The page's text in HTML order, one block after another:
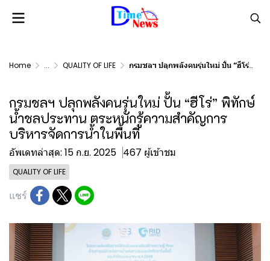
Home ... QUALITY OF LIFE กรมชลฯ ปลุกพลังคนรุ่นใหม่ ปั้น “ฮีโร่” พิทักษ์น้ำชลประทาน ตระหนักรู้ความสำคัญการบริหารจัดการน้ำในพื้นที่
กรมชลฯ ปลุกพลังคนรุ่นใหม่ ปั้น “ฮีโร่” พิทักษ์
น้ำชลประทาน ตระหนักรู้ความสำคัญการ
บริหารจัดการน้ำในพื้นที่
อัพเดทล่าสุด: 15 ก.ย. 2025 467 ผู้เข้าชม
QUALITY OF LIFE
แชร์